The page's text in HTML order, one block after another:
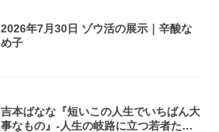
2026年7月30日 ゾウ活の展示｜辛酸な
め子
吉本ばなな『短いこの人生でいちばん大
事なもの』-人生の岐路に立つ若者たち